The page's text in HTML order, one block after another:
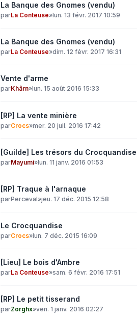
La Banque des Gnomes (vendu)
parLa Conteuse»lun. 13 févr. 2017 10:59
La Banque des Gnomes (vendu)
parLa Conteuse»dim. 12 févr. 2017 16:31
Vente d'arme
parKhârn»lun. 15 août 2016 15:33
[RP] La vente minière
parCrocs»mer. 20 juil. 2016 17:42
[Guilde] Les trésors du
parMayumi»lun. 11 janv. 2016 01:53
[RP] Traque à l'arnaque
parPerceval»jeu. 17 déc. 2015 12:58
Le Crocquandise
parCrocs»lun. 7 déc. 2015 16:09
[Lieu] Le bois d'Ambre
parLa Conteuse»sam. 6 févr. 2016 17:51
[RP] Le petit tisserand
parZorghx»ven. 1 janv. 2016 02:27